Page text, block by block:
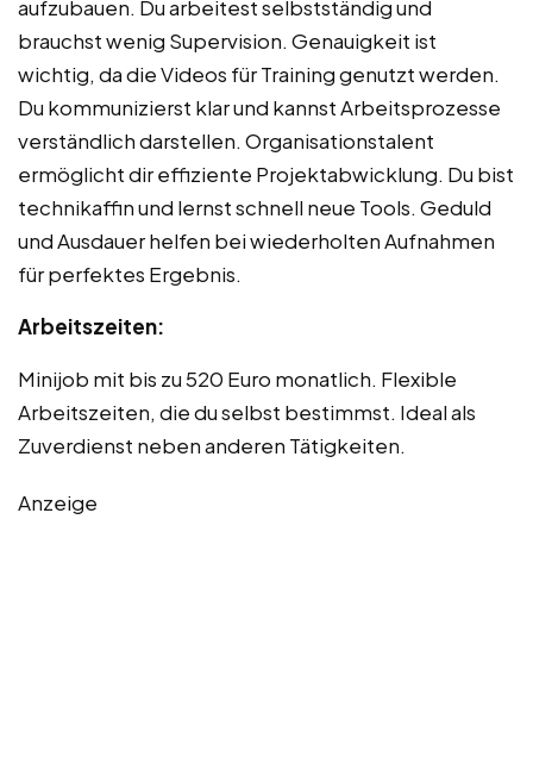
aufzubauen. Du arbeitest selbstständig und
brauchst wenig Supervision. Genauigkeit ist
wichtig, da die Videos für Training genutzt werden.
Du kommunizierst klar und kannst Arbeitsprozesse
verständlich darstellen. Organisationstalent
ermöglicht dir effiziente Projektabwicklung. Du bist
technikaffin und lernst schnell neue Tools. Geduld
und Ausdauer helfen bei wiederholten Aufnahmen
für perfektes Ergebnis.
Arbeitszeiten:
Minijob mit bis zu 520 Euro monatlich. Flexible
Arbeitszeiten, die du selbst bestimmst. Ideal als
Zuverdienst neben anderen Tätigkeiten.
Anzeige